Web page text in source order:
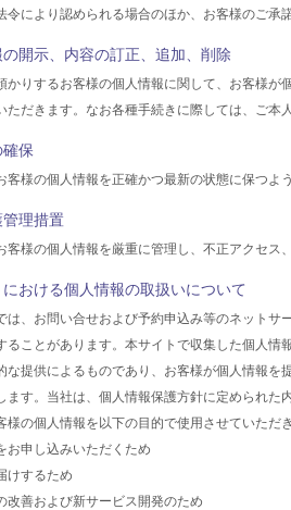
令により認められる場合のほか、お客様のご承
開示、内容の訂正、追加、削除
かりするお客様の個人情報に関して、お客様
ただきます。なお各種手続きに際しては、ご本
確保
客様の個人情報を正確かつ最新の状態に保つよ
理措置
客様の個人情報を厳重に管理し、不正アクセス
おける個人情報の取扱いについて
は、お問い合せおよび予約申込み等のネット
ることがあります。本サイトで収集した個人
な提供によるものであり、お客様が個人情報を
ます。当社は、個人情報保護方針に定められた
様の個人情報を以下の目的で使用させていただき
お申し込みいただくため
けするため
改善および新サービス開発のため